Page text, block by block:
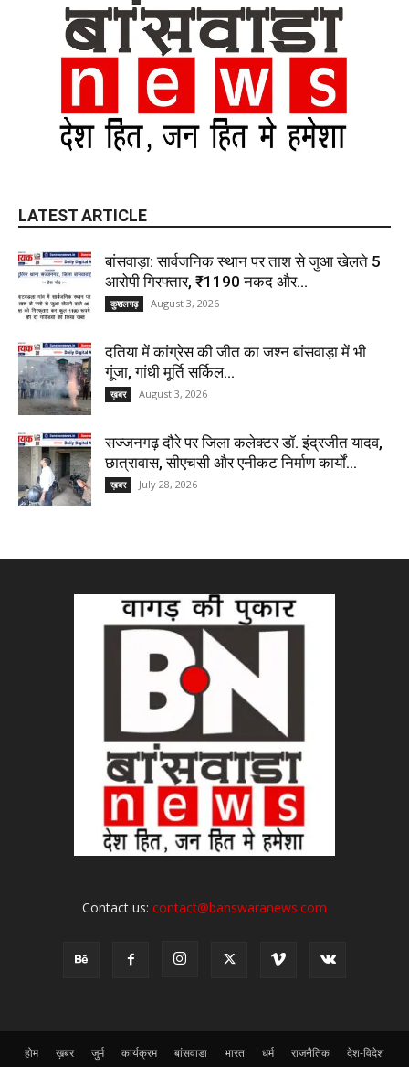
LATEST ARTICLE
बांसवाड़ा: सार्वजनिक स्थान पर ताश से जुआ खेलते 5
आरोपी गिरफ्तार, ₹1190 नकद और...
कुशलगढ़ August 3, 2026
दतिया में कांग्रेस की जीत का जश्न बांसवाड़ा में भी
गूंजा, गांधी मूर्ति सर्किल...
ख़बर August 3, 2026
सज्जनगढ़ दौरे पर जिला कलेक्टर डॉ. इंद्रजीत यादव,
छात्रावास, सीएचसी और एनीकट निर्माण कार्यों...
ख़बर July 28, 2026
Contact us: contact@banswaranews.com
होम ख़बर जुर्म कार्यक्रम बांसवाडा भारत धर्म राजनैतिक देश-विदेश